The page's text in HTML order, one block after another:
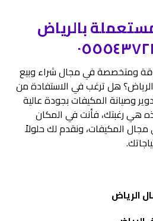
بالریاض
ومتخصصة في مجال شراء وبيع
هل ترغب في الاستفادة من
وصيانة المكيفات بجودة عالية
هي رغبتك، فأنت في المكان
مجال المكيفات، ونقدم لك حلولاً
الرياض